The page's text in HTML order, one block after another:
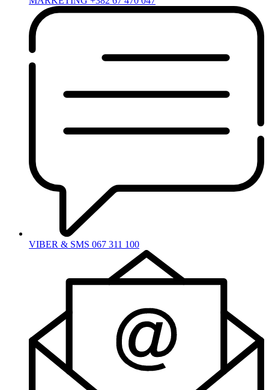
VIBER & SMS 067 311 100